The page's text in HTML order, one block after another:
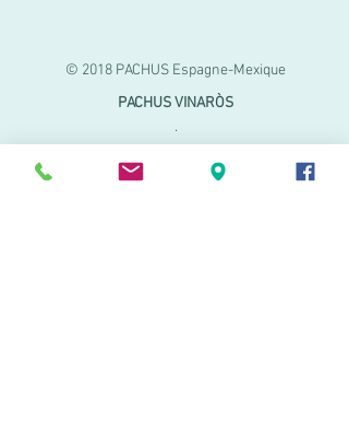
© 2018 PACHUS Espagne-Mexique
PACHUS VINARÒS
.
Vinaroz, Castellón (Espagne)